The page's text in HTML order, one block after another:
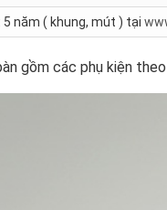
5 năm ( khung, mút ) tại
gồm các phụ kiện